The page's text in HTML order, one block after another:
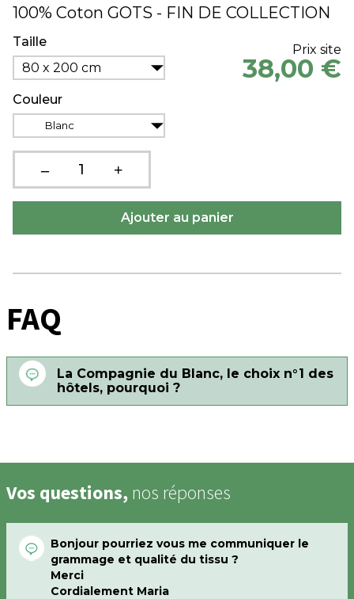
100% Coton GOTS - FIN DE COLLECTION
Taille
80 x 200 cm
Couleur
Blanc
Prix site
38,00 €
FAQ
La Compagnie du Blanc, le choix n°1 des
hôtels, pourquoi ?
Vos questions, nos réponses
Bonjour pourriez vous me communiquer le
grammage et qualité du tissu ?
Merci
Cordialement Maria